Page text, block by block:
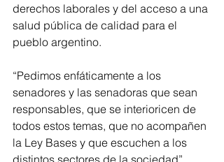
derechos laborales y del acceso a una
salud pública de calidad para el
pueblo argentino.
“Pedimos enfáticamente a los
senadores y las senadoras que sean
responsables, que se interioricen de
todos estos temas, que no acompañen
la Ley Bases y que escuchen a los